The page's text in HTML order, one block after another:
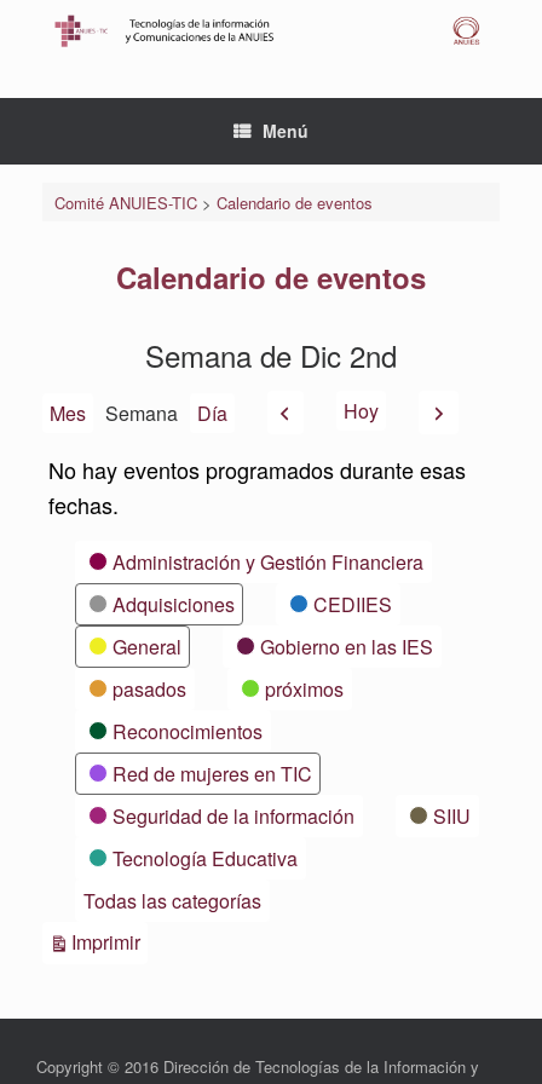
Menú
Comité ANUIES-TIC> Calendario de eventos
Calendario de eventos
Semana de Dic 2nd
Mes Semana Día AnteriorHoy Siguiente
No hay eventos programados durante esas
fechas.
CategoríasAdministración y Gestión Financiera
Adquisiciones
CEDIIES
General
Gobierno en las IES
pasados
próximos
Reconocimientos
Red de mujeres en TIC
Seguridad de la información
SIIU
Tecnología Educativa
Todas las categorías
ImprimirVistas
Copyright © 2016 Dirección de Tecnologías de la Información y